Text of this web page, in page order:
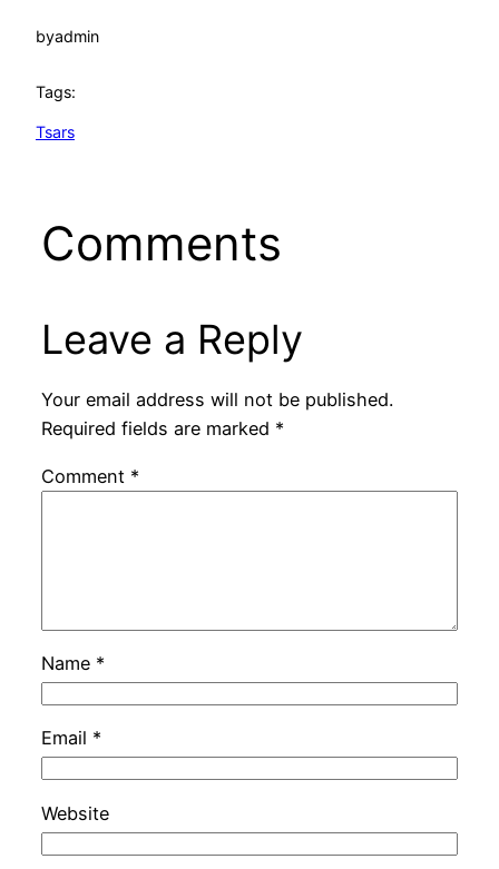
byadmin
Tags:
Tsars
Comments
Leave a Reply
Your email address will not be published.
Required fields are marked *
Comment *
Name *
Email *
Website